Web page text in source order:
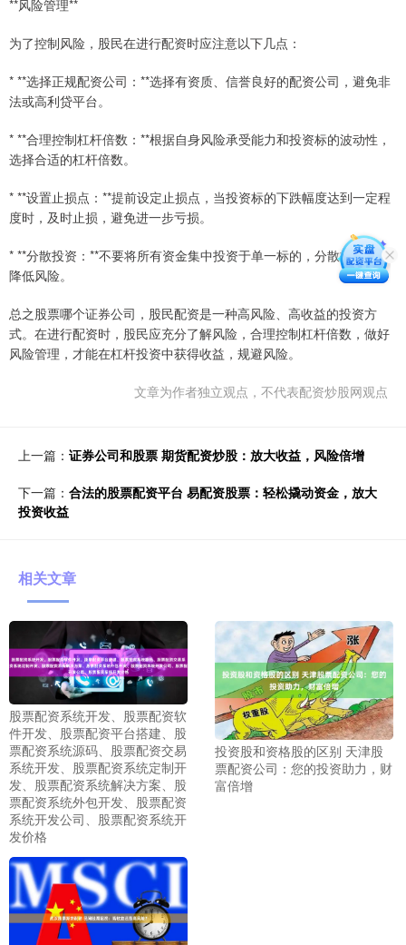
**风险管理**
为了控制风险，股民在进行配资时应注意以下几点：
* **选择正规配资公司：**选择有资质、信誉良好的配资公司，避免非
法或高利贷平台。
* **合理控制杠杆倍数：**根据自身风险承受能力和投资标的波动性，
选择合适的杠杆倍数。
* **设置止损点：**提前设定止损点，当投资标的下跌幅度达到一定程
度时，及时止损，避免进一步亏损。
* **分散投资：**不要将所有资金集中投资于单一标的，分散投资可以
降低风险。
总之股票哪个证券公司，股民配资是一种高风险、高收益的投资方
式。在进行配资时，股民应充分了解风险，合理控制杠杆倍数，做好
风险管理，才能在杠杆投资中获得收益，规避风险。
文章为作者独立观点，不代表配资炒股网观点
上一篇： 证券公司和股票 期货配资炒股：放大收益，风险倍增
下一篇： 合法的股票配资平台 易配资股票：轻松撬动资金，放大
投资收益
相关文章
股票配资系统开发、股票配资软
件开发、股票配资平台搭建、股
票配资系统源码、股票配资交易
系统开发、股票配资系统定制开
发、股票配资系统解决方案、股
票配资系统外包开发、股票配资
系统开发公司、股票配资系统开
发价格
投资股和资格股的区别 天津股
票配资公司：您的投资助力，财
富倍增